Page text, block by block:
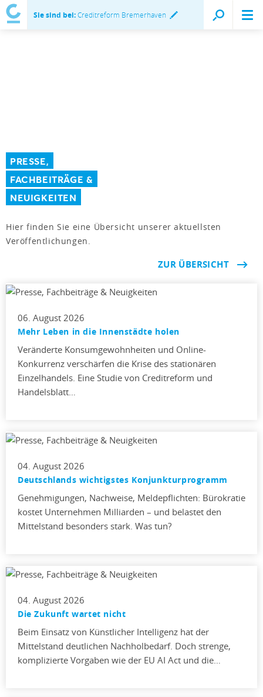
Sie sind bei:Creditreform Bremerhaven
PRESSE,
FACHBEITRÄGE &
NEUIGKEITEN
Hier finden Sie eine Übersicht unserer aktuellsten
Veröffentlichungen.
ZUR ÜBERSICHT
06. August 2026
Mehr Leben in die Innenstädte holen
Veränderte Konsumgewohnheiten und Online-
Konkurrenz verschärfen die Krise des stationären
Einzelhandels. Eine Studie von Creditreform und
Handelsblatt…
04. August 2026
Deutschlands wichtigstes Konjunkturprogramm
Genehmigungen, Nachweise, Meldepflichten: Bürokratie
kostet Unternehmen Milliarden – und belastet den
Mittelstand besonders stark. Was tun?
04. August 2026
Die Zukunft wartet nicht
Beim Einsatz von Künstlicher Intelligenz hat der
Mittelstand deutlichen Nachholbedarf. Doch strenge,
komplizierte Vorgaben wie der EU AI Act und die…